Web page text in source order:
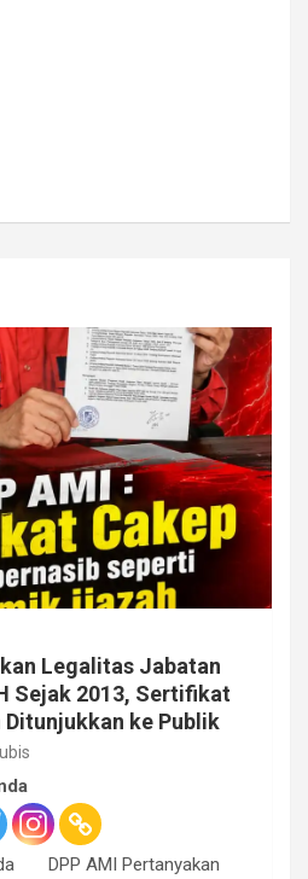
Legalitas Jabatan
Sejak 2013, Sertifikat
Ditunjukkan ke Publik
DPP AMI Pertanyakan